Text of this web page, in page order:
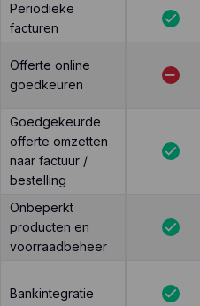
Periodieke
facturen
Offerte online
goedkeuren
Goedgekeurde
offerte omzetten
naar factuur /
bestelling
Onbeperkt
producten en
voorraadbeheer
Bankintegratie